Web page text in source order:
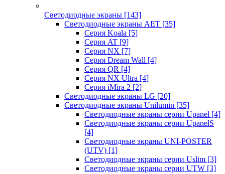
Светодиодные экраны [143]
Светодиодные экраны AET [35]
Cерия Koala [5]
Серия AT [9]
Серия NX [7]
Серия Dream Wall [4]
Серия QR [4]
Серия NX Ultra [4]
Серия iMira 2 [2]
Светодиодные экраны LG [20]
Светодиодные экраны Unilumin [35]
Светодиодные экраны серии Upanel [4]
Светодиодные экраны серии UpanelS
[4]
Светодиодные экраны UNI-POSTER
(UTV) [1]
Светодиодные экраны серии Uslim [3]
Светодиодные экраны серии UTW [3]